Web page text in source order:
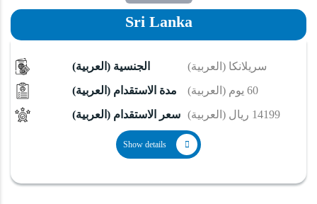
Sri Lanka
(العربية) الجنسية
(العربية) سريلانكا
(العربية) مدة الاستقدام
(العربية) 60 يوم
(العربية) سعر الاستقدام
(العربية) 14199 ريال
Show details